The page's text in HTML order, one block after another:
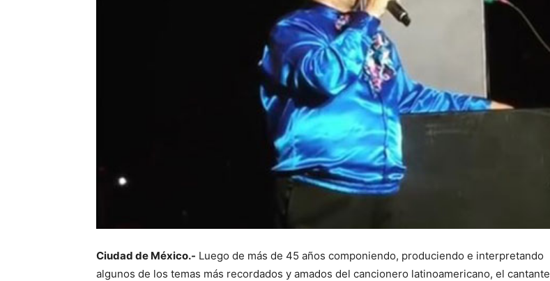
Ciudad de México.- Luego de más de 45 años componiendo, produciendo e interpretando
algunos de los temas más recordados y amados del cancionero latinoamericano, el cantante